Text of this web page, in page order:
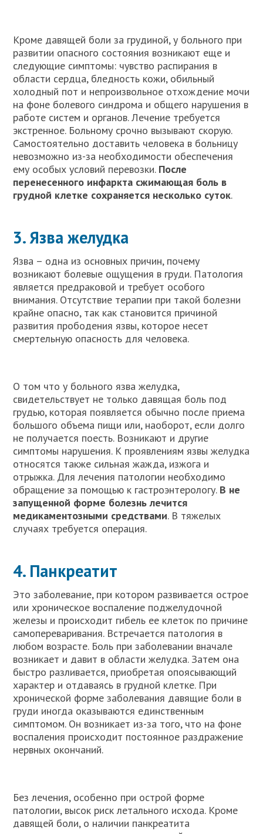
Кроме давящей боли за грудиной, у больного при
развитии опасного состояния возникают еще и
следующие симптомы: чувство распирания в
области сердца, бледность кожи, обильный
холодный пот и непроизвольное отхождение мочи
на фоне болевого синдрома и общего нарушения в
работе систем и органов. Лечение требуется
экстренное. Больному срочно вызывают скорую.
Самостоятельно доставить человека в больницу
невозможно из-за необходимости обеспечения
ему особых условий перевозки. После
перенесенного инфаркта сжимающая боль в
грудной клетке сохраняется несколько суток.
3. Язва желудка
Язва – одна из основных причин, почему
возникают болевые ощущения в груди. Патология
является предраковой и требует особого
внимания. Отсутствие терапии при такой болезни
крайне опасно, так как становится причиной
развития прободения язвы, которое несет
смертельную опасность для человека.
О том что у больного язва желудка,
свидетельствует не только давящая боль под
грудью, которая появляется обычно после приема
большого объема пищи или, наоборот, если долго
не получается поесть. Возникают и другие
симптомы нарушения. К проявлениям язвы желудка
относятся также сильная жажда, изжога и
отрыжка. Для лечения патологии необходимо
обращение за помощью к гастроэнтерологу. В не
запущенной форме болезнь лечится
медикаментозными средствами. В тяжелых
случаях требуется операция.
4. Панкреатит
Это заболевание, при котором развивается острое
или хроническое воспаление поджелудочной
железы и происходит гибель ее клеток по причине
самопереваривания. Встречается патология в
любом возрасте. Боль при заболевании вначале
возникает и давит в области желудка. Затем она
быстро разливается, приобретая опоясывающий
характер и отдаваясь в грудной клетке. При
хронической форме заболевания давящие боли в
груди иногда оказываются единственным
симптомом. Он возникает из-за того, что на фоне
воспаления происходит постоянное раздражение
нервных окончаний.
Без лечения, особенно при острой форме
патологии, высок риск летального исхода. Кроме
давящей боли, о наличии панкреатита